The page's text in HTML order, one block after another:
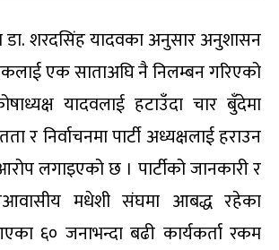
डा. शरदसिंह यादवका अनुसार अनुशासन
एक साताअघि नै निलम्बन गरिएको
यादवलाई हटाउँदा चार बुँदेमा
र निर्वाचनमा पार्टी अध्यक्षलाई हराउन
लगाइएको छ । पार्टीको जानकारी र
मधेशी संघमा आबद्ध रहेका
६० जनाभन्दा बढी कार्यकर्ता रकम